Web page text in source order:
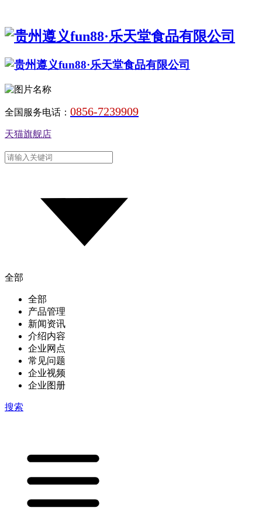
全国服务电话： 0856-7239909
天猫旗舰店
全部
全部
产品管理
新闻资讯
介绍内容
企业网点
常见问题
企业视频
企业图册
搜索